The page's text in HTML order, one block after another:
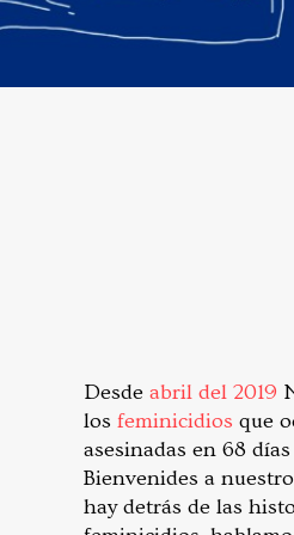
Desde abril del 2019
los feminicidios que
asesinadas en 68
Bienvenides a
hay detrás de las